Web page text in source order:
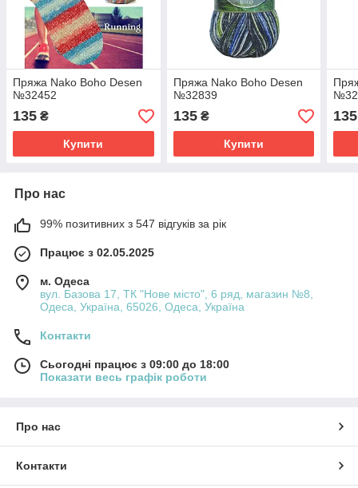
Пряжа Nako Boho Desen
№32452
135 ₴
Купити
Пряжа Nako Boho Desen
№32839
135₴
Купити
135
Про нас
99% позитивних з 547 відгуків за рік
Працює з 02.05.2025
м. Одеса
вул. Базова 17, ТК "Нове місто", 6 ряд, магазин №8,
Одеса, Україна, 65026, Одеса, Україна
Контакти
Сьогодні працює з 09:00 до 18:00
Показати весь графік роботи
Про нас
Контакти